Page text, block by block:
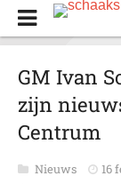
GM Ivan
zijn
Centrum
Nieuws 16